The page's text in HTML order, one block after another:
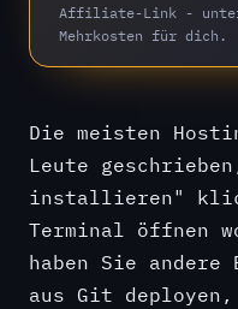
Affiliate-Link -
Mehrkosten für dich.
Die meisten
Leute
installieren"
Terminal öffnen
haben Sie
aus Git